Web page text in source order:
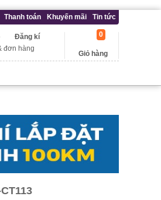
Thanh toán Khuyến mãi Tin tức
Đăng kí
đơn hàng
Giỏ hàng
0